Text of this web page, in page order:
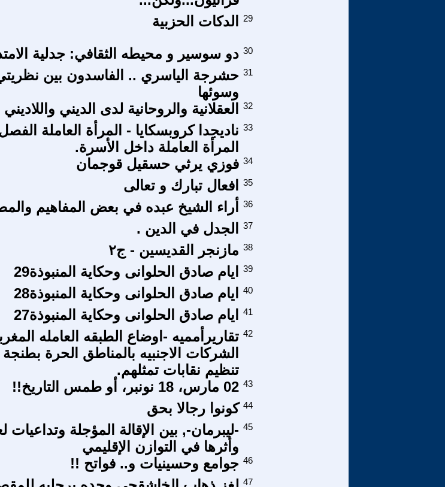
الدكات الحزبية 29
دو سوسير و محيطه الثقافي: جدلية 30
حشرجة الياسري .. الفاسدون بين
وسوئها
31
العقلانية والروحانية لدى الديني واللاديني 32
ناديجدا كروبسكايا - المرأة العاملة
المرأة العاملة داخل الأسرة.
33
فوزي يرثي حسقيل قوجمان 34
افعال تبارك و تعالى 35
أراء الشيخ عبده في بعض المفاهيم 36
الجدل في الدين . 37
مازنجر القديسين - ج٢ 38
ايام صادق الحلوانى وحكاية المنبوذة29 39
ايام صادق الحلوانى وحكاية المنبوذة28 40
ايام صادق الحلوانى وحكاية المنبوذة27 41
تقاريرأمميه -اوضاع الطبقه العامله
الشركات الاجنبيه بالمناطق الحرة
تنظيم نقابات تمثلهم.
42
02 مارس، 18 نونبر، أو طمس التاريخ!! 43
كونوا رجالا بحق 44
-ليبرمان-, بين الإقالة المؤجلة وتداعيات
وأثرها في التوازن الإقليمي
45
جوامع وحسينيات و.. فواتح !! 46
47